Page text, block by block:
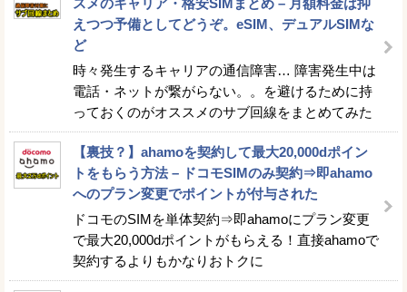
スメのキャリア・格安SIMまとめ – 月額料金は抑
えつつ予備としてどうぞ。eSIM、デュアルSIMな
ど
時々発生するキャリアの通信障害… 障害発生中は
電話・ネットが繋がらない。。を避けるために持
っておくのがオススメのサブ回線をまとめてみた
【裏技？】ahamoを契約して最大20,000dポイン
トをもらう方法 – ドコモSIMのみ契約⇒即ahamo
へのプラン変更でポイントが付与された
ドコモのSIMを単体契約⇒即ahamoにプラン変更
で最大20,000dポイントがもらえる！直接ahamoで
契約するよりもかなりおトクに